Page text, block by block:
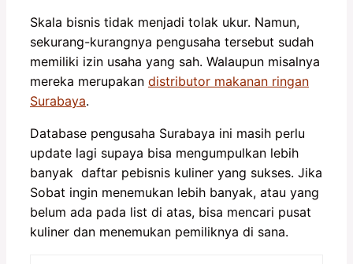
Skala bisnis tidak menjadi tolak ukur. Namun,
sekurang-kurangnya pengusaha tersebut sudah
memiliki izin usaha yang sah. Walaupun misalnya
mereka merupakan distributor makanan ringan
Surabaya.
Database pengusaha Surabaya ini masih perlu
update lagi supaya bisa mengumpulkan lebih
banyak daftar pebisnis kuliner yang sukses. Jika
Sobat ingin menemukan lebih banyak, atau yang
belum ada pada list di atas, bisa mencari pusat
kuliner dan menemukan pemiliknya di sana.